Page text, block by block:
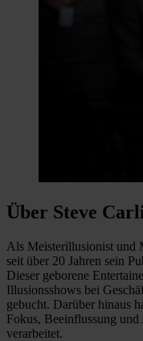
Über Steve
Als Meisterillusionist und
seit über 20 Jahren sein
Dieser geborene
Illusionsshows bei
gebucht. Darüber hinaus
Fokus, Beeinflussung
verarbeitet.